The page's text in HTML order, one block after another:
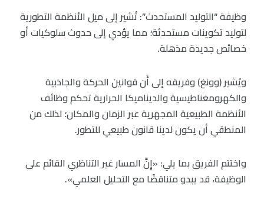
وظيفة “التوليد المستحدث”: تُشير إلى ميل الأنظمة التطورية
لتوليد تكوينات مستحدثة؛ مما يؤدي إلى حدوث سلوكيات أو
خصائص جديدة مذهلة.
ويُشير (وونغ) وفريقه إلى أَن قوانين الحركة والجاذبية
والكهرومغناطيسية والديناميكا الحرارية تحكم وظائف
الأنظمة الطبيعية المجهرية عبر الزمان والمكان؛ لذلك من
المنطقي أن يكون لدينا قانون طبيعي للتطور.
واختتم الفريق بما يلي: «إِنَّ المسار غير التناظري القائم على
الوظيفة، قد يبدو متناقضًا مع التحليل العلمي».